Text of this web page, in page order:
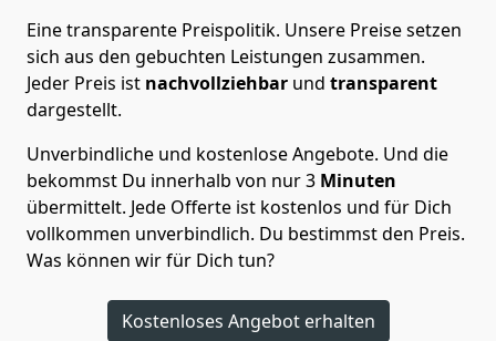
Eine transparente Preispolitik. Unsere Preise setzen
sich aus den gebuchten Leistungen zusammen.
Jeder Preis ist nachvollziehbar und transparent
dargestellt.
Unverbindliche und kostenlose Angebote. Und die
bekommst Du innerhalb von nur3 Minuten
übermittelt. Jede Offerte ist kostenlos und für Dich
vollkommen unverbindlich. Du bestimmst den Preis.
Was können wir für Dich tun?
Kostenloses Angebot erhalten